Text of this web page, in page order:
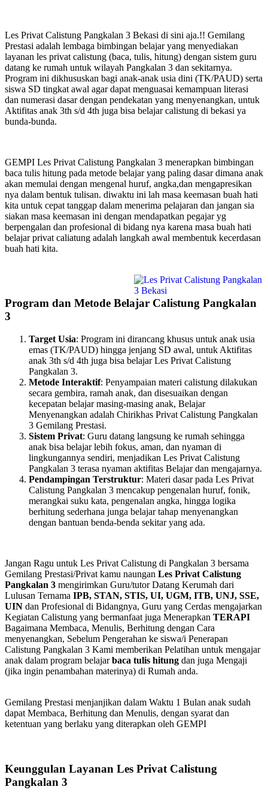
Les Privat Calistung Pangkalan 3 Bekasi di sini aja.!! Gemilang
Prestasi adalah lembaga bimbingan belajar yang menyediakan
layanan les privat calistung (baca, tulis, hitung) dengan sistem guru
datang ke rumah untuk wilayah Pangkalan 3 dan sekitarnya.
Program ini dikhususkan bagi anak-anak usia dini (TK/PAUD) serta
siswa SD tingkat awal agar dapat menguasai kemampuan literasi
dan numerasi dasar dengan pendekatan yang menyenangkan, untuk
Aktifitas anak 3th s/d 4th juga bisa belajar calistung di bekasi ya
bunda-bunda.
GEMPI Les Privat Calistung Pangkalan 3 menerapkan bimbingan
baca tulis hitung pada metode belajar yang paling dasar dimana anak
akan memulai dengan mengenal huruf, angka,dan mengapresikan
nya dalam bentuk tulisan. diwaktu ini lah masa keemasan buah hati
kita untuk cepat tanggap dalam menerima pelajaran dan jangan sia
siakan masa keemasan ini dengan mendapatkan pegajar yg
berpengalan dan profesional di bidang nya karena masa buah hati
belajar privat caliatung adalah langkah awal membentuk kecerdasan
buah hati kita.
Program dan Metode Belajar Calistung Pangkalan
3
Target Usia: Program ini dirancang khusus untuk anak usia
emas (TK/PAUD) hingga jenjang SD awal, untuk Aktifitas
anak 3th s/d 4th juga bisa belajar Les Privat Calistung
Pangkalan 3.
Metode Interaktif: Penyampaian materi calistung dilakukan
secara gembira, ramah anak, dan disesuaikan dengan
kecepatan belajar masing-masing anak, Belajar
Menyenangkan adalah Chirikhas Privat Calistung Pangkalan
3 Gemilang Prestasi.
Sistem Privat: Guru datang langsung ke rumah sehingga
anak bisa belajar lebih fokus, aman, dan nyaman di
lingkungannya sendiri, menjadikan Les Privat Calistung
Pangkalan 3 terasa nyaman aktifitas Belajar dan mengajarnya.
Pendampingan Terstruktur: Materi dasar pada Les Privat
Calistung Pangkalan 3 mencakup pengenalan huruf, fonik,
merangkai suku kata, pengenalan angka, hingga logika
berhitung sederhana junga belajar tahap menyenangkan
dengan bantuan benda-benda sekitar yang ada.
Jangan Ragu untuk Les Privat Calistung di Pangkalan 3 bersama
Gemilang Prestasi/Privat kamu naungan Les Privat Calistung
Pangkalan 3 mengirimkan Guru/tutor Datang Kerumah dari
Lulusan Ternama IPB, STAN, STIS, UI, UGM, ITB, UNJ, SSE,
UIN dan Profesional di Bidangnya, Guru yang Cerdas mengajarkan
Kegiatan Calistung yang bermanfaat juga Menerapkan TERAPI
Bagaimana Membaca, Menulis, Berhitung dengan Cara
menyenangkan, Sebelum Pengerahan ke siswa/i Penerapan
Calistung Pangkalan 3 Kami memberikan Pelatihan untuk mengajar
anak dalam program belajarbaca tulis hitung dan juga Mengaji
(jika ingin penambahan materinya) di Rumah anda.
Gemilang Prestasi menjanjikan dalam Waktu 1 Bulan anak sudah
dapat Membaca, Berhitung dan Menulis, dengan syarat dan
ketentuan yang berlaku yang diterapkan oleh GEMPI
Keunggulan Layanan Les Privat Calistung
Pangkalan 3